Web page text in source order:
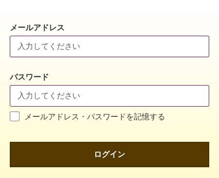
メールアドレス
パスワード
メールアドレス・パスワードを記憶する
ログイン